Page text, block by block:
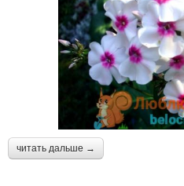
читать дальше →